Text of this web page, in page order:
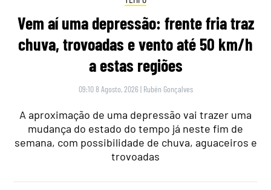
Vem aí uma depressão: frente fria traz
chuva, trovoadas e vento até 50 km/h
a estas regiões
09:10 8 Agosto, 2026 | Rubén Gonçalves
A aproximação de uma depressão vai trazer uma
mudança do estado do tempo já neste fim de
semana, com possibilidade de chuva, aguaceiros e
trovoadas